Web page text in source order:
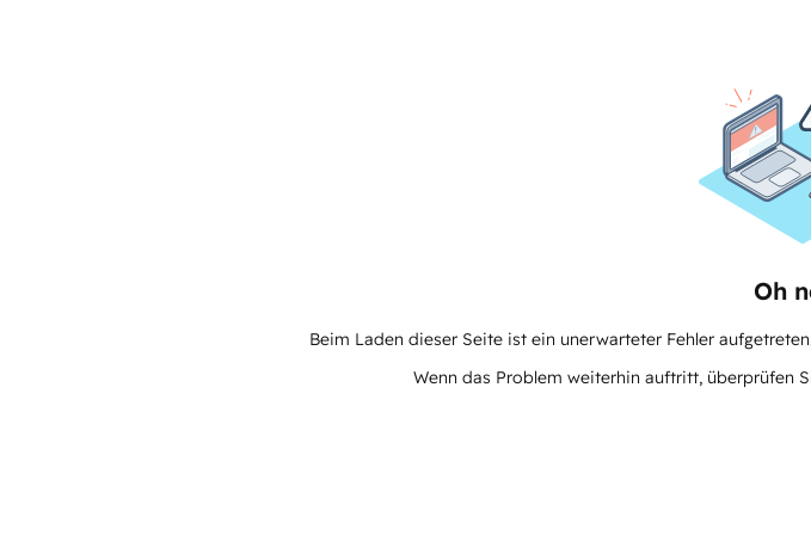
Oh
Beim Laden dieser Seite ist ein unerwarteter Fehler
Wenn das Problem weiterhin auftritt, überprüfen